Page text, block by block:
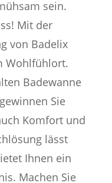
sein.
Mit der
von Badelix
Wohlfühlort.
Badewanne
Sie
Komfort und
lässt
Ihnen ein
Machen Sie